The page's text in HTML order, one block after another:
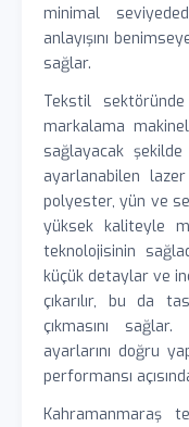
minimal
anlayışını
sağlar.
Tekstil
markalama
sağlayacak
ayarlanabilen
polyester, yün ve
yüksek kaliteyle
teknolojisinin
küçük detaylar ve
çıkarılır, bu da
çıkmasını
ayarlarını doğru
performansı
Kahramanmaraş